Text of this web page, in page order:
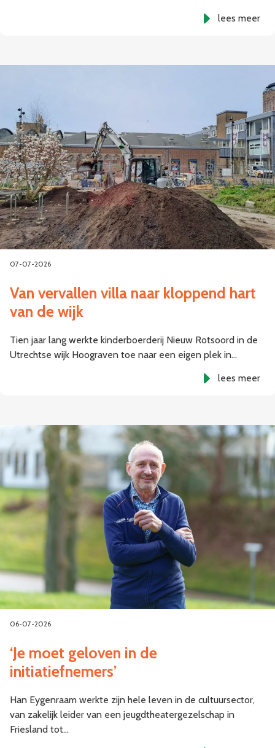
lees meer
07-07-2026
Van vervallen villa naar kloppend hart
van de wijk
Tien jaar lang werkte kinderboerderij Nieuw Rotsoord in de
Utrechtse wijk Hoograven toe naar een eigen plek in…
lees meer
06-07-2026
‘Je moet geloven in de
initiatiefnemers’
Han Eygenraam werkte zijn hele leven in de cultuursector,
van zakelijk leider van een jeugdtheatergezelschap in
Friesland tot…